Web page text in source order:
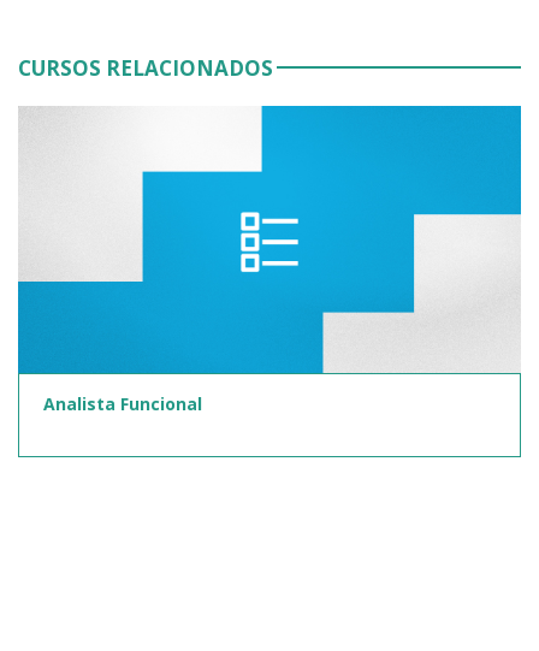
CURSOS RELACIONADOS
Analista Funcional